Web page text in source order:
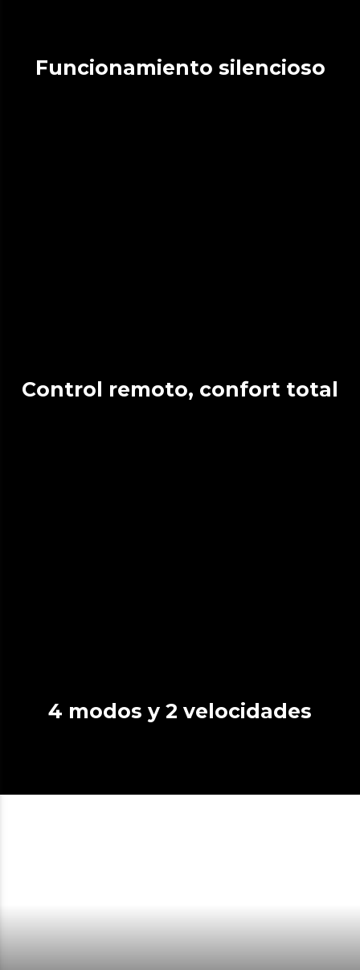
Funcionamiento silencioso
Control remoto, confort total
4 modos y 2 velocidades